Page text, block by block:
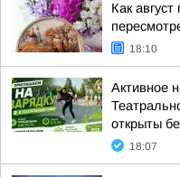
Как
18:10
Активное
открыты
18:07